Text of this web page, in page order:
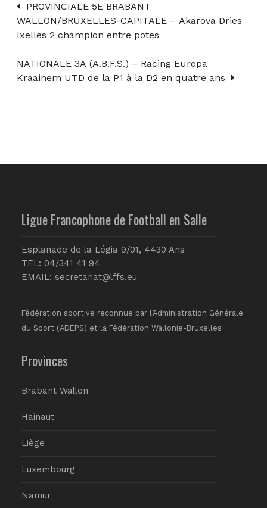
PROVINCIALE 5E BRABANT
WALLON/BRUXELLES-CAPITALE – Akarova Dries
Ixelles 2 champion entre potes
NATIONALE 3A (A.B.F.S.) – Racing Europa
Kraainem UTD de la P1 à la D2 en quatre ans
Ligue Francophone de Football en Salle
Esplanade de la Légia 9/01, 4430 Ans
TEL: 04/341 41 94
EMAIL: secretariat@lffs.eu
Fédération sportive reconnue par l’Administration Générale
du Sport (ADEPS) et la Fédération Wallonie-Bruxelles
Provinces
Brabant Wallon
Hainaut
Liège
Luxembourg
Namur